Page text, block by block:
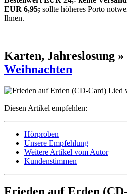
EUR 6,95; sollte höheres Porto
Ihnen.
Karten, Jahreslosung »
Weihnachten
Diesen Artikel empfehlen:
Hörproben
Unsere Empfehlung
Weitere Artikel vom Autor
Kundenstimmen